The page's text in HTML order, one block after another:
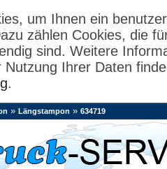
um Ihnen ein
zählen Cookies, die
sind. Weitere
Nutzung Ihrer Daten
.
» Längstampon » 634719